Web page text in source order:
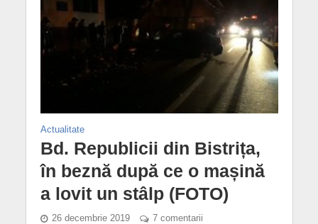
Actualitate
Bd. Republicii din Bistrița,
în beznă după ce o mașină
a lovit un stâlp (FOTO)
26 decembrie 2019 7 comentarii